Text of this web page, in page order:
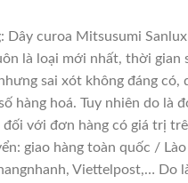
Dây curoa Mitsusumi
là loại mới nhất, thời
sai xót không đáng
hàng hoá. Tuy nhiên do là
với đơn hàng có giá trị
giao hàng toàn quốc /
Viettelpost,… Do